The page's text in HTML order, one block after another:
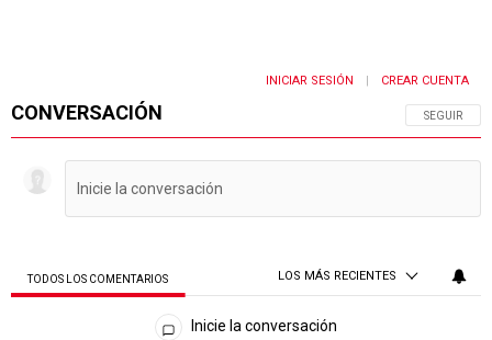
CONVERSACIÓN SIGA ESTA
SEGUIR
INICIAR SESIÓN CREAR CUENTA
TODOS LOS COMENTARIOS LOS MÁS RECIENTES
Todos los comentarios
Inicie la conversación